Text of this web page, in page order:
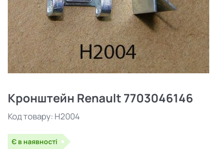
Кронштейн Renault 7703046146
Код товару: H2004
Є в наявності